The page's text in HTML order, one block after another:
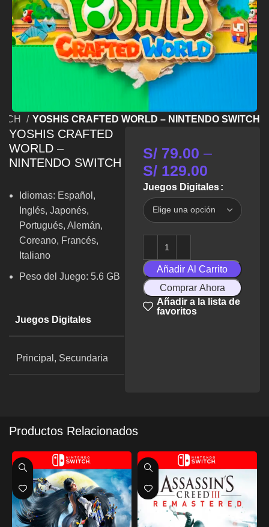
YOSHIS CRAFTED WORLD – NINTENDO SWITCH
YOSHIS CRAFTED
WORLD –
NINTENDO SWITCH
Idiomas: Español,
Inglés, Japonés,
Portugués, Alemán,
Coreano, Francés,
Italiano
Peso del Juego: 5.6 GB
Juegos Digitales
Principal, Secundaria
S/79.00 –
S/129.00
Juegos Digitales
Añadir Al Carrito
Comprar Ahora
Añadir a la lista de
favoritos
Productos Relacionados